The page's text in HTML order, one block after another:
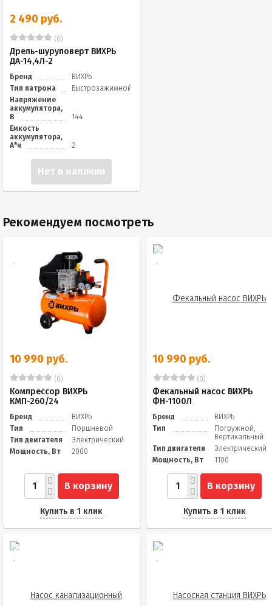
2 490 руб.
(0)
Дрель-шуруповерт ВИХРЬ
ДА-14,4Л-2
Бренд
ВИХРЬ
Тип патрона
Быстрозажимной
Напряжение
аккумулятора,
В
14.4
Емкость
аккумулятора,
А*ч
2
Нет в наличии
Рекомендуем посмотреть
10 990 руб.
(0)
Компрессор ВИХРЬ
КМП-260/24
Бренд
ВИХРЬ
Тип
Поршневой
Тип двигателя
Электрический
Мощность, Вт
2000
В корзину
Купить в 1 клик
10 990 руб.
(0)
Фекальный насос ВИХРЬ
ФН-1100Л
Бренд
ВИХРЬ
Тип
Погружной,
Вертикальный
Тип двигателя
Электрический
Мощность, Вт
1100
В корзину
Купить в 1 клик